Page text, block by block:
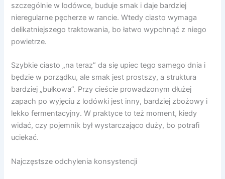
szczególnie w lodówce, buduje smak i daje bardziej
nieregularne pęcherze w rancie. Wtedy ciasto wymaga
delikatniejszego traktowania, bo łatwo wypchnąć z niego
powietrze.
Szybkie ciasto „na teraz” da się upiec tego samego dnia i
będzie w porządku, ale smak jest prostszy, a struktura
bardziej „bułkowa”. Przy cieście prowadzonym dłużej
zapach po wyjęciu z lodówki jest inny, bardziej zbożowy i
lekko fermentacyjny. W praktyce to też moment, kiedy
widać, czy pojemnik był wystarczająco duży, bo potrafi
uciekać.
Najczęstsze odchylenia konsystencji